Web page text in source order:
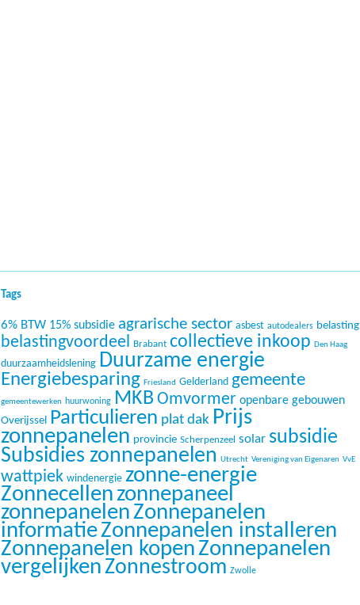
Tags
6% BTW 15% subsidie agrarische sector asbest autodealers belasting
belastingvoordeel Brabant collectieve inkoop Den Haag
duurzaamheidslening Duurzame energie
Energiebesparing Friesland Gelderland gemeente
gemeentewerken huurwoning MKB Omvormer openbare gebouwen
Overijssel Particulieren plat dak Prijs
zonnepanelen provincie Scherpenzeel solar subsidie
Subsidies zonnepanelen Utrecht Vereniging van Eigenaren VvE
wattpiek windenergie zonne-energie
Zonnecellenzonnepaneel
zonnepanelenZonnepanelen
informatieZonnepanelen installeren
Zonnepanelen kopenZonnepanelen
vergelijkenZonnestroom Zwolle